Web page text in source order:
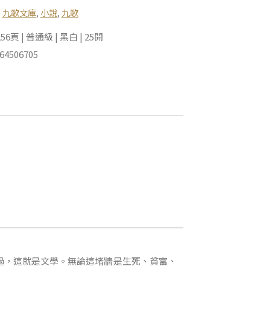
九歌文庫, 小說, 九歌
頁 | 普通級 | 黑白 | 25開
這就是文學。無論這堵牆是生死、貧富、